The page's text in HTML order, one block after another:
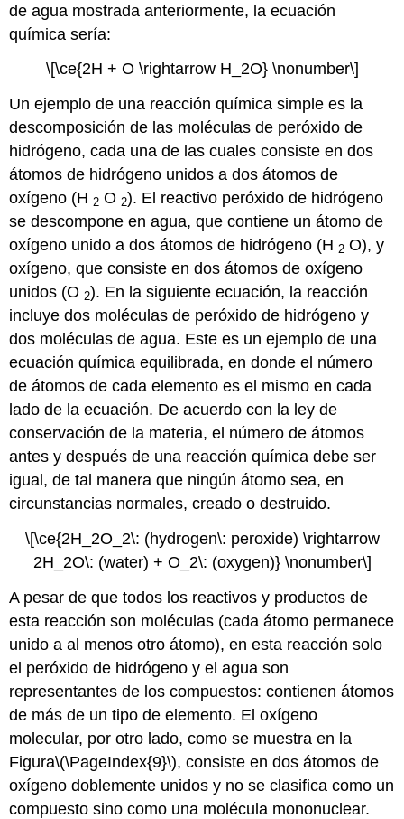
de agua mostrada anteriormente, la ecuación
química sería:
\[\ce{2H + O \rightarrow H_2O} \nonumber\]
Un ejemplo de una reacción química simple es la
descomposición de las moléculas de peróxido de
hidrógeno, cada una de las cuales consiste en dos
átomos de hidrógeno unidos a dos átomos de
oxígeno (H 2 O 2). El reactivo peróxido de hidrógeno
se descompone en agua, que contiene un átomo de
oxígeno unido a dos átomos de hidrógeno (H 2 O), y
oxígeno, que consiste en dos átomos de oxígeno
unidos (O 2). En la siguiente ecuación, la reacción
incluye dos moléculas de peróxido de hidrógeno y
dos moléculas de agua. Este es un ejemplo de una
ecuación química equilibrada, en donde el número
de átomos de cada elemento es el mismo en cada
lado de la ecuación. De acuerdo con la ley de
conservación de la materia, el número de átomos
antes y después de una reacción química debe ser
igual, de tal manera que ningún átomo sea, en
circunstancias normales, creado o destruido.
\[\ce{2H_2O_2\: (hydrogen\: peroxide) \rightarrow
2H_2O\: (water) + O_2\: (oxygen)} \nonumber\]
A pesar de que todos los reactivos y productos de
esta reacción son moléculas (cada átomo permanece
unido a al menos otro átomo), en esta reacción solo
el peróxido de hidrógeno y el agua son
representantes de loscompuestos: contienen átomos
de más de un tipo de elemento. El oxígeno
molecular, por otro lado, como se muestra en la
Figura\(\PageIndex{9}\), consiste en dos átomos de
oxígeno doblemente unidos y no se clasifica como un
compuesto sino como una molécula mononuclear.